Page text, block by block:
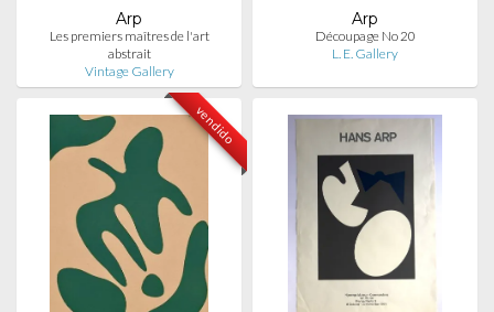
Arp
Les premiers maîtres de l'art
abstrait
Vintage Gallery
Arp
Découpage No 20
L. E. Gallery
vendido